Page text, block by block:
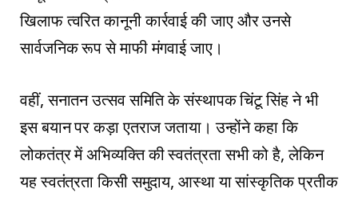
खिलाफ त्वरित कानूनी कार्रवाई की जाए और उनसे
सार्वजनिक रूप से माफी मंगवाई जाए।
वहीं, सनातन उत्सव समिति के संस्थापक चिंटू सिंह ने भी
इस बयान पर कड़ा एतराज जताया। उन्होंने कहा कि
लोकतंत्र में अभिव्यक्ति की स्वतंत्रता सभी को है, लेकिन
यह स्वतंत्रता किसी समुदाय, आस्था या सांस्कृतिक प्रतीक